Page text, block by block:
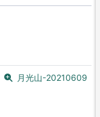
月光山-20210609